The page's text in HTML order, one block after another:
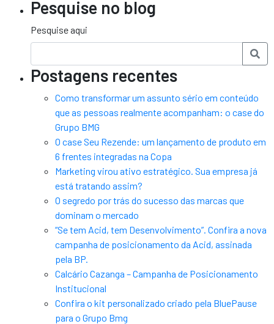
Pesquise no blog
Pesquise aqui
Postagens recentes
Como transformar um assunto sério em conteúdo
que as pessoas realmente acompanham: o case do
Grupo BMG
O case Seu Rezende: um lançamento de produto em
6 frentes integradas na Copa
Marketing virou ativo estratégico. Sua empresa já
está tratando assim?
O segredo por trás do sucesso das marcas que
dominam o mercado
“Se tem Acid, tem Desenvolvimento”. Confira a nova
campanha de posicionamento da Acid, assinada
pela BP.
Calcário Cazanga – Campanha de Posicionamento
Institucional
Confira o kit personalizado criado pela BluePause
para o Grupo Bmg